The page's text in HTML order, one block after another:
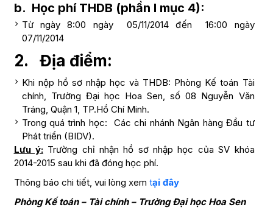
b. Học phí THDB (phần I mục 4):
Từ ngày 8:00 ngày 05/11/2014 đến 16:00 ngày
07/11/2014
2. Địa điểm:
Khi nộp hồ sơ nhập học và THDB: Phòng Kế toán Tài
chính, Trường Đại học Hoa Sen, số 08 Nguyễn Văn
Tráng, Quận 1, TP.Hồ Chí Minh.
Trong quá trình học: Các chi nhánh Ngân hàng Đầu tư
Phát triển (BIDV).
Lưu ý:Trường chỉ nhận hồ sơ nhập học của SV khóa
2014-2015 sau khi đã đóng học phí.
Thông báo chi tiết, vui lòng xem tại đây
Phòng Kế toán – Tài chính – Trường Đại học Hoa Sen